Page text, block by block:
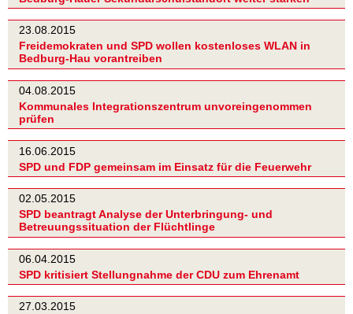
23.08.2015
Freidemokraten und SPD wollen kostenloses WLAN in
Bedburg-Hau vorantreiben
04.08.2015
Kommunales Integrationszentrum unvoreingenommen
prüfen
16.06.2015
SPD und FDP gemeinsam im Einsatz für die Feuerwehr
02.05.2015
SPD beantragt Analyse der Unterbringung- und
Betreuungssituation der Flüchtlinge
06.04.2015
SPD kritisiert Stellungnahme der CDU zum Ehrenamt
27.03.2015